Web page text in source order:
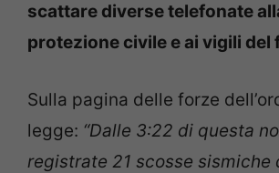
scattare diverse telefonate
protezione civile e ai vigili del
Sulla pagina delle forze
legge: “Dalle 3:22 di questa
registrate 21 scosse sismiche‬